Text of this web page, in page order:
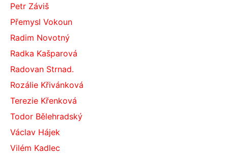
Petr Záviš
Přemysl Vokoun
Radim Novotný
Radka Kašparová
Radovan Strnad.
Rozálie Křivánková
Terezie Křenková
Todor Bělehradský
Václav Hájek
Vilém Kadlec